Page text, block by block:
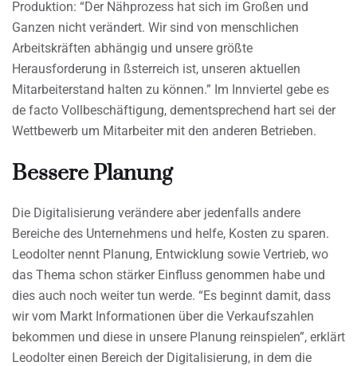
Produktion: “Der Nähprozess hat sich im Großen und
Ganzen nicht verändert. Wir sind von menschlichen
Arbeitskräften abhängig und unsere größte
Herausforderung in ßsterreich ist, unseren aktuellen
Mitarbeiterstand halten zu können.” Im Innviertel gebe es
de facto Vollbeschäftigung, dementsprechend hart sei der
Wettbewerb um Mitarbeiter mit den anderen Betrieben.
Bessere Planung
Die Digitalisierung verändere aber jedenfalls andere
Bereiche des Unternehmens und helfe, Kosten zu sparen.
Leodolter nennt Planung, Entwicklung sowie Vertrieb, wo
das Thema schon stärker Einfluss genommen habe und
dies auch noch weiter tun werde. “Es beginnt damit, dass
wir vom Markt Informationen über die Verkaufszahlen
bekommen und diese in unsere Planung reinspielen”, erklärt
Leodolter einen Bereich der Digitalisierung, in dem die